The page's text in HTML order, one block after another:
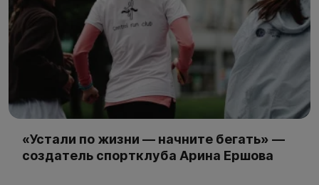
«Устали по жизни — начните бегать» —
создатель спортклуба Арина Ершова